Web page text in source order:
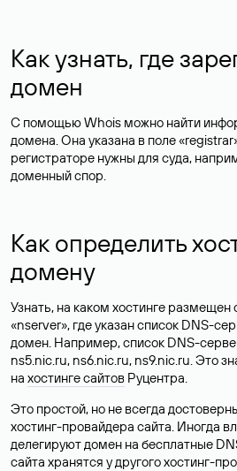
Как узнать, где
домен
С помощью Whois можно найти
домена. Она указана в поле
регистраторе нужны для суда,
доменный спор.
Как определить
домену
Узнать, на каком хостинге
«nserver», где указан список DNS-
домен. Например, список DNS-
ns5.nic.ru, ns6.nic.ru, ns9.nic.ru. Это
на хостинге сайтов Руцентра.
Это простой, но не всегда
хостинг-провайдера сайта. Иногда
делегируют домен на бесплатные
сайта хранятся у другого хостинг-